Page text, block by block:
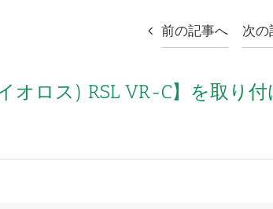
前の記事へ 次の
オロス) RSL VR-C】を取り